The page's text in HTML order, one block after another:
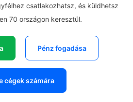
csatlakozhatsz, és küldhetsz
70 országon keresztül.
Pénz fogadása
cégek számára